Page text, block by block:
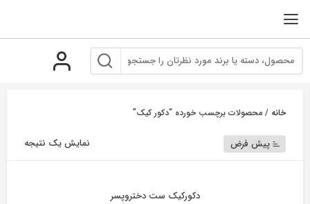
خانه / محصولات برچسب خورده “دکور کیک”
نمایش یک نتیجه پیش فرض
دکورکیک ست دختروپسر